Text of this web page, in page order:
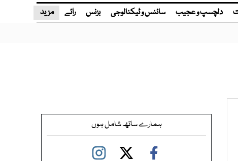
دلچسپ و عجیب سائنس و ٹیکنالوجی بزنس رائے مزید
ہمارے ساتھ شامل ہوں